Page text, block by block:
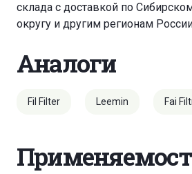
склада с доставкой по
округу и другим регионам
Аналоги
Fil Filter Leemin Fai